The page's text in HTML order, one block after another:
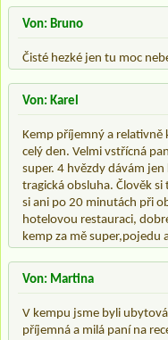
Von: Bruno
Čisté hezké jen tu moc
Von: Karel
Kemp příjemný a relativně
celý den. Velmi vstřícná
super. 4 hvězdy dávám
tragická obsluha. Člověk
si ani po 20 minutách při
hotelovou restauraci,
kemp za mě super,pojedu
Von: Martina
V kempu jsme byli
příjemná a milá paní na